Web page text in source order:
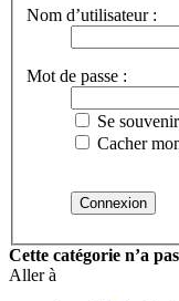
Nom d’utilisateur :
Mot de passe :
Se
Cacher
Cette catégorie n’a
Aller à